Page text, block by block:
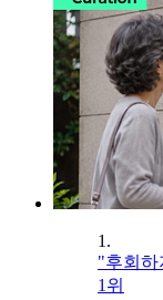
1.
"후회하
1위